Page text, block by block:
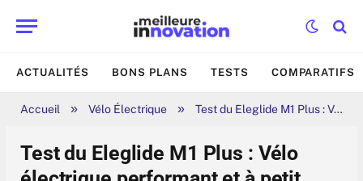
ACTUALITÉS BONS PLANS TESTS COMPARATIFS
Accueil » Vélo Électrique » Test du Eleglide M1 Plus : Vélo électrique performant et à petit prix, le cocktail gagnant ?
Test du Eleglide M1 Plus : Vélo